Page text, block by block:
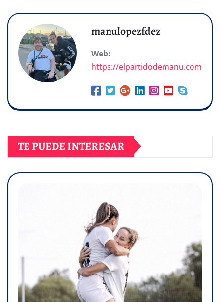
manulopezfdez
Web:
https://elpartidodemanu.com
TE PUEDE INTERESAR